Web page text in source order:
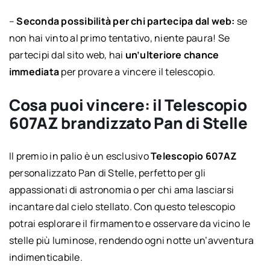
–Seconda possibilità per chi partecipa dal web: se
non hai vinto al primo tentativo, niente paura! Se
partecipi dal sito web, hai un’ulteriore chance
immediataper provare a vincere il telescopio.
Cosa puoi vincere: il Telescopio
607AZ brandizzato Pan di Stelle
Il premio in palio è un esclusivoTelescopio 607AZ
personalizzato Pan di Stelle, perfetto per gli
appassionati di astronomia o per chi ama lasciarsi
incantare dal cielo stellato. Con questo telescopio
potrai esplorare il firmamento e osservare da vicino le
stelle più luminose, rendendo ogni notte un’avventura
indimenticabile.